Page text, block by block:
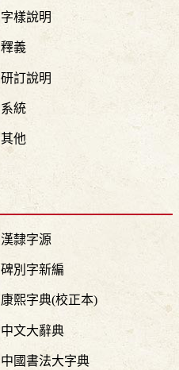
字樣說明
釋義
研訂說明
系統
其他
漢隸字源
碑別字新編
康熙字典(校正本)
中文大辭典
中國書法大字典